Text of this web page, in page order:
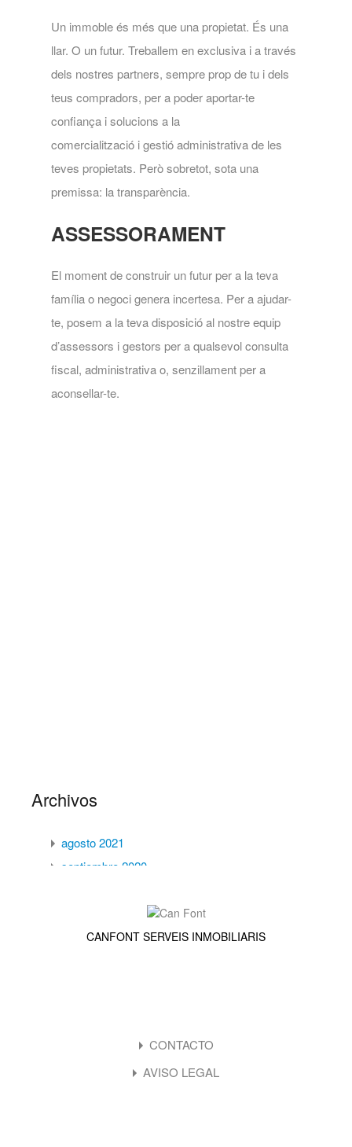
Un immoble és més que una propietat. És una
llar. O un futur. Treballem en exclusiva i a través
dels nostres partners, sempre prop de tu i dels
teus compradors, per a poder aportar-te
confiança i solucions a la
comercialització i gestió administrativa de les
teves propietats. Però sobretot, sota una
premissa: la transparència.
ASSESSORAMENT
El moment de construir un futur per a la teva
família o negoci genera incertesa. Per a ajudar-
te, posem a la teva disposició al nostre equip
d’assessors i gestors per a qualsevol consulta
fiscal, administrativa o, senzillament per a
aconsellar-te.
Archivos
agosto 2021
septiembre 2020
CategoríasCANFONT SERVEIS INMOBILIARIS
CONTACTO
AVISO LEGAL